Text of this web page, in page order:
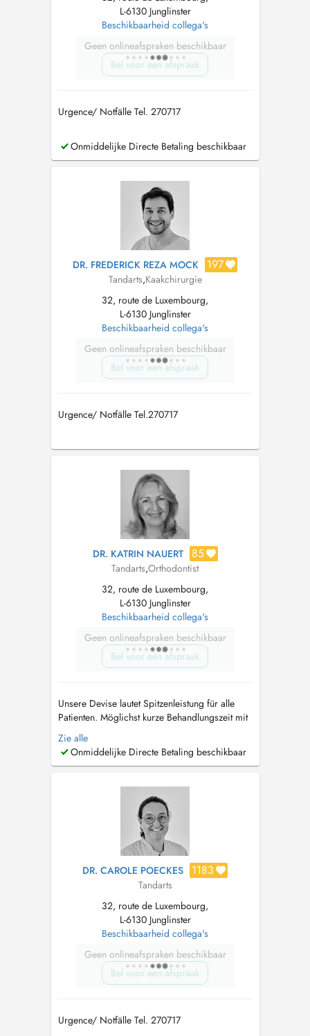
L-6130 Junglinster
Beschikbaarheid collega's
Geen onlineafspraken beschikbaar
Bel voor een afspraak
Urgence/ Notfälle Tel. 270717
Onmiddelijke Directe Betaling beschikbaar
DR. FREDERICK REZA MOCK 197
Tandarts,Kaakchirurgie
32, route de Luxembourg,
L-6130 Junglinster
Beschikbaarheid collega's
Geen onlineafspraken beschikbaar
Bel voor een afspraak
Urgence/ Notfälle Tel.270717
DR. KATRIN NAUERT 85
Tandarts,Orthodontist
32, route de Luxembourg,
L-6130 Junglinster
Beschikbaarheid collega's
Geen onlineafspraken beschikbaar
Bel voor een afspraak
Unsere Devise lautet Spitzenleistung für alle
Patienten. Möglichst kurze Behandlungszeit mit
geringster sozialer Beeinträchtigung in einer
freundlichen Atmosphäre, in der unsere
Patienten im Mittelpunkt stehen. Wichtig ist uns
Fortbildung zum Vort...
Zie alle
Onmiddelijke Directe Betaling beschikbaar
DR. CAROLE POECKES 1183
Tandarts
32, route de Luxembourg,
L-6130 Junglinster
Beschikbaarheid collega's
Geen onlineafspraken beschikbaar
Bel voor een afspraak
Urgence/ Notfälle Tel. 270717